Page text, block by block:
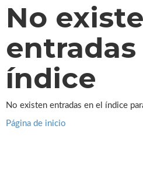
No
entradas
índice
No existen entradas en el índice
Página de inicio